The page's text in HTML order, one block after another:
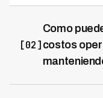
[02]
Como
costos